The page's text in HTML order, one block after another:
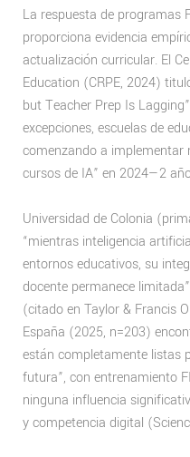
La respuesta de programas
proporciona evidencia
actualización curricular. El
Education (CRPE, 2024)
but Teacher Prep Is
excepciones, escuelas de
comenzando a implementar
cursos de IA” en 2024—2
Universidad de Colonia
“mientras inteligencia
entornos educativos, su
docente permanece
(citado en Taylor & Francis
España (2025, n=203)
están completamente listas
futura”, con entrenamiento
ninguna influencia
y competencia digital